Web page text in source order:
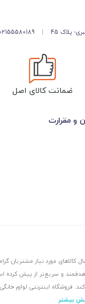
پلاک 45 |
ضمانت کالای اصل
و مقرارت
خرید را راحت، هدفمند و سریع‌تر از
فروشگاه اینترنتی لوازم
بیشتر